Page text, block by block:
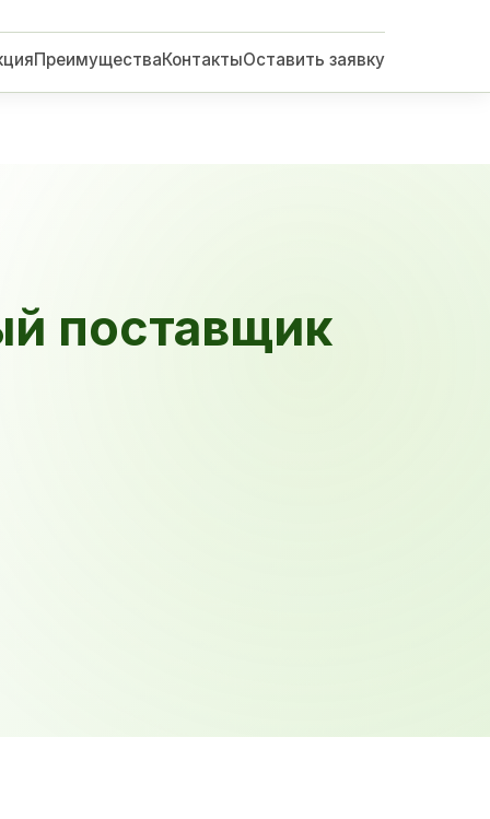
ПреимуществаКонтактыОставить заявку
поставщик